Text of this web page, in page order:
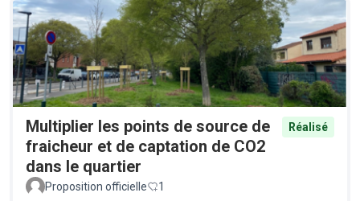
Multiplier les points de source de
fraicheur et de captation de CO2
dans le quartier
Réalisé
Proposition officielle 1